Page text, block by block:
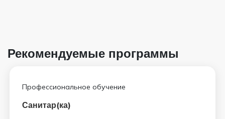
Рекомендуемые программы
Профессиональное обучение
Санитар(ка)